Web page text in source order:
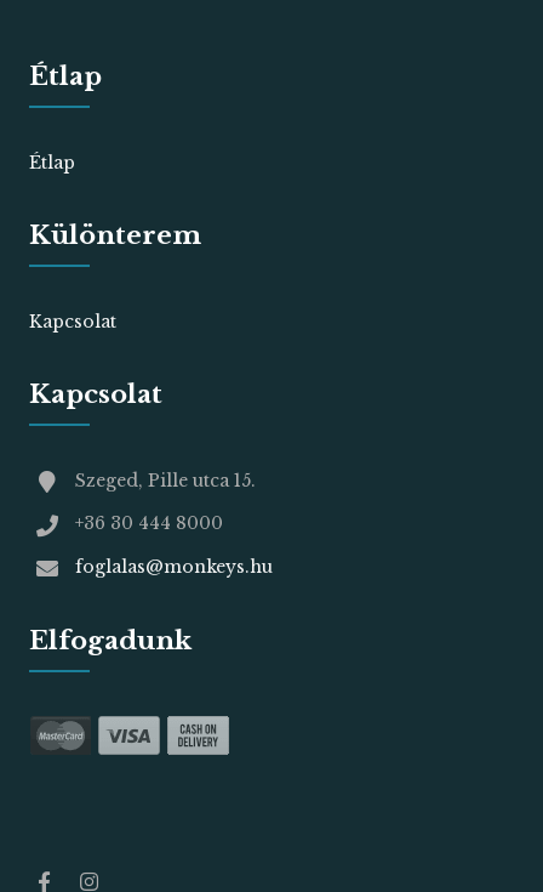
Étlap
Étlap
Különterem
Kapcsolat
Kapcsolat
Szeged, Pille utca 15.
+36 30 444 8000
foglalas@monkeys.hu
Elfogadunk